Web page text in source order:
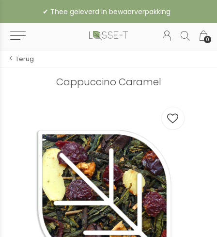
0
✔︎ Thee geleverd in bewaarverpakking
Terug
Cappuccino Caramel